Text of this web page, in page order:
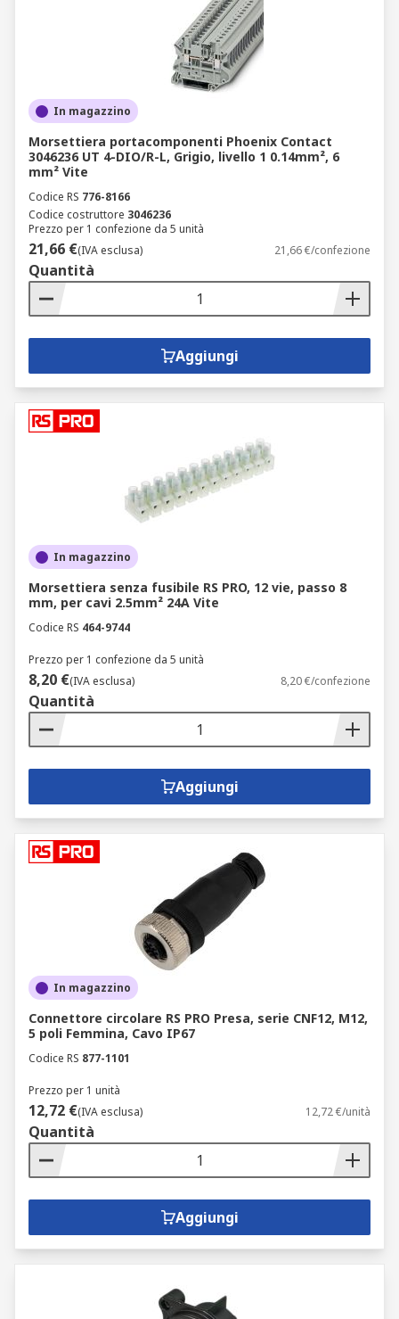
In magazzino
Morsettiera portacomponenti Phoenix Contact
3046236 UT 4-DIO/R-L, Grigio, livello 1 0.14mm², 6
mm² Vite
Codice RS 776-8166
Codice costruttore 3046236
Prezzo per 1 confezione da 5 unità
21,66 €(IVA esclusa) 21,66 €/confezione
Quantità
Aggiungi
In magazzino
Morsettiera senza fusibile RS PRO, 12 vie, passo 8
mm, per cavi 2.5mm² 24A Vite
Codice RS 464-9744
Prezzo per 1 confezione da 5 unità
8,20 €(IVA esclusa) 8,20 €/confezione
Quantità
Aggiungi
In magazzino
Connettore circolare RS PRO Presa, serie CNF12, M12,
5 poli Femmina, Cavo IP67
Codice RS 877-1101
Prezzo per 1 unità
12,72 €(IVA esclusa) 12,72 €/unità
Quantità
Aggiungi